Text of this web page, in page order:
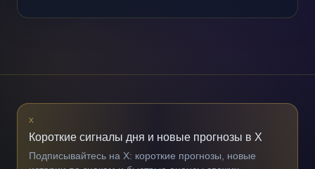
X
Короткие сигналы дня и новые прогнозы в X
Подписывайтесь на X: короткие прогнозы, новые